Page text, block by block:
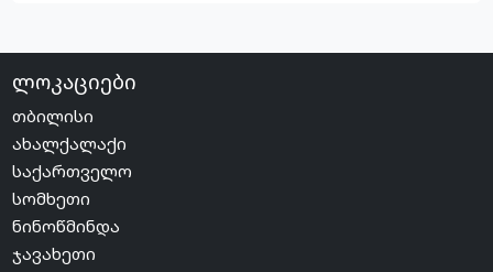
ლოკაციები
თბილისი
ახალქალაქი
საქართველო
სომხეთი
ნინოწმინდა
ჯავახეთი